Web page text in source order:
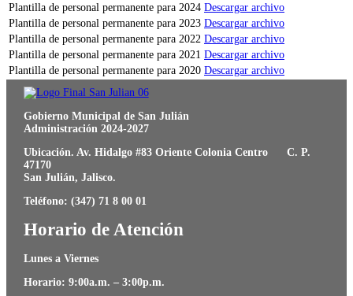
Plantilla de personal permanente para 2024 Descargar archivo
Plantilla de personal permanente para 2023 Descargar archivo
Plantilla de personal permanente para 2022 Descargar archivo
Plantilla de personal permanente para 2021 Descargar archivo
Plantilla de personal permanente para 2020 Descargar archivo
Gobierno Municipal de San Julián
Administración 2024-2027
Ubicación. Av. Hidalgo #83 Oriente Colonia Centro C. P.
47170
San Julián, Jalisco.
Teléfono: (347) 71 8 00 01
Horario de Atención
Lunes a Viernes
Horario: 9:00a.m. – 3:00p.m.